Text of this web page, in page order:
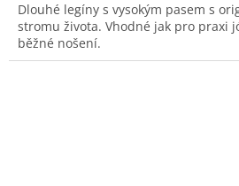
Dlouhé legíny s vysokým pasem s
stromu života. Vhodné jak pro praxi
běžné nošení.